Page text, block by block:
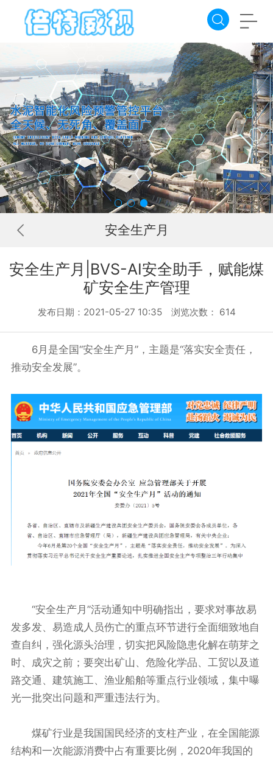
安全生产月
安全生产月|BVS-AI安全助手，赋能煤
矿安全生产管理
发布日期：2021-05-27 10:35 浏览次数： 614
6月是全国“安全生产月”，主题是“落实安全责任，
推动安全发展”。
“安全生产月”活动通知中明确指出，要求对事故易
发多发、易造成人员伤亡的重点环节进行全面细致地自
查自纠，强化源头治理，切实把风险隐患化解在萌芽之
时、成灾之前；要突出矿山、危险化学品、工贸以及道
路交通、建筑施工、渔业船舶等重点行业领域，集中曝
光一批突出问题和严重违法行为。
煤矿行业是我国国民经济的支柱产业，在全国能源
结构和一次能源消费中占有重要比例，2020年我国的